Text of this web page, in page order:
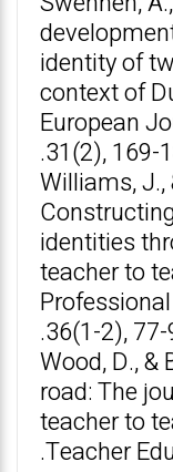
identity of
context of
European
31(2), 169-
Williams, J.,
identities
teacher to
36(1-2), 77-
Wood, D., &
road: The
teacher to
Teacher